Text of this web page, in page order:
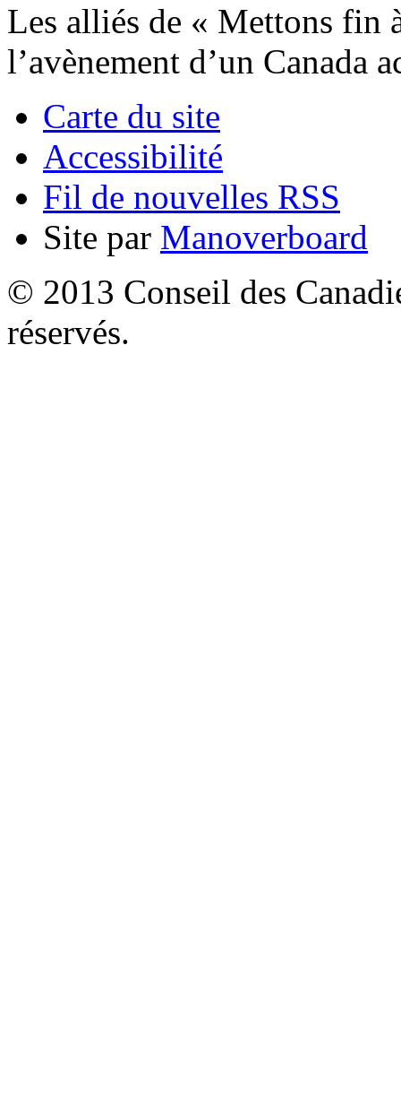
Les alliés de « Mettons fin
l’avènement d’un Canada
Carte du site
Accessibilité
Fil de nouvelles RSS
Site par Manoverboard
© 2013 Conseil des
réservés.